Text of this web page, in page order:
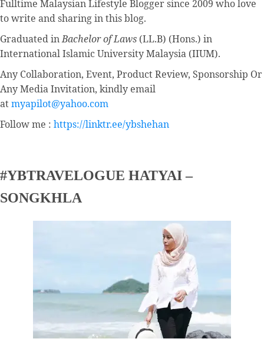
Fulltime Malaysian Lifestyle Bloggersince 2009 who love
to write and sharing in this blog.
Graduated inBachelor of Laws (LL.B) (Hons.) in
International Islamic University Malaysia (IIUM).
Any Collaboration, Event, Product Review, Sponsorship Or
Any Media Invitation, kindly email
atmyapilot@yahoo.com
Follow me : https://linktr.ee/ybshehan
#YBTRAVELOGUE HATYAI –
SONGKHLA